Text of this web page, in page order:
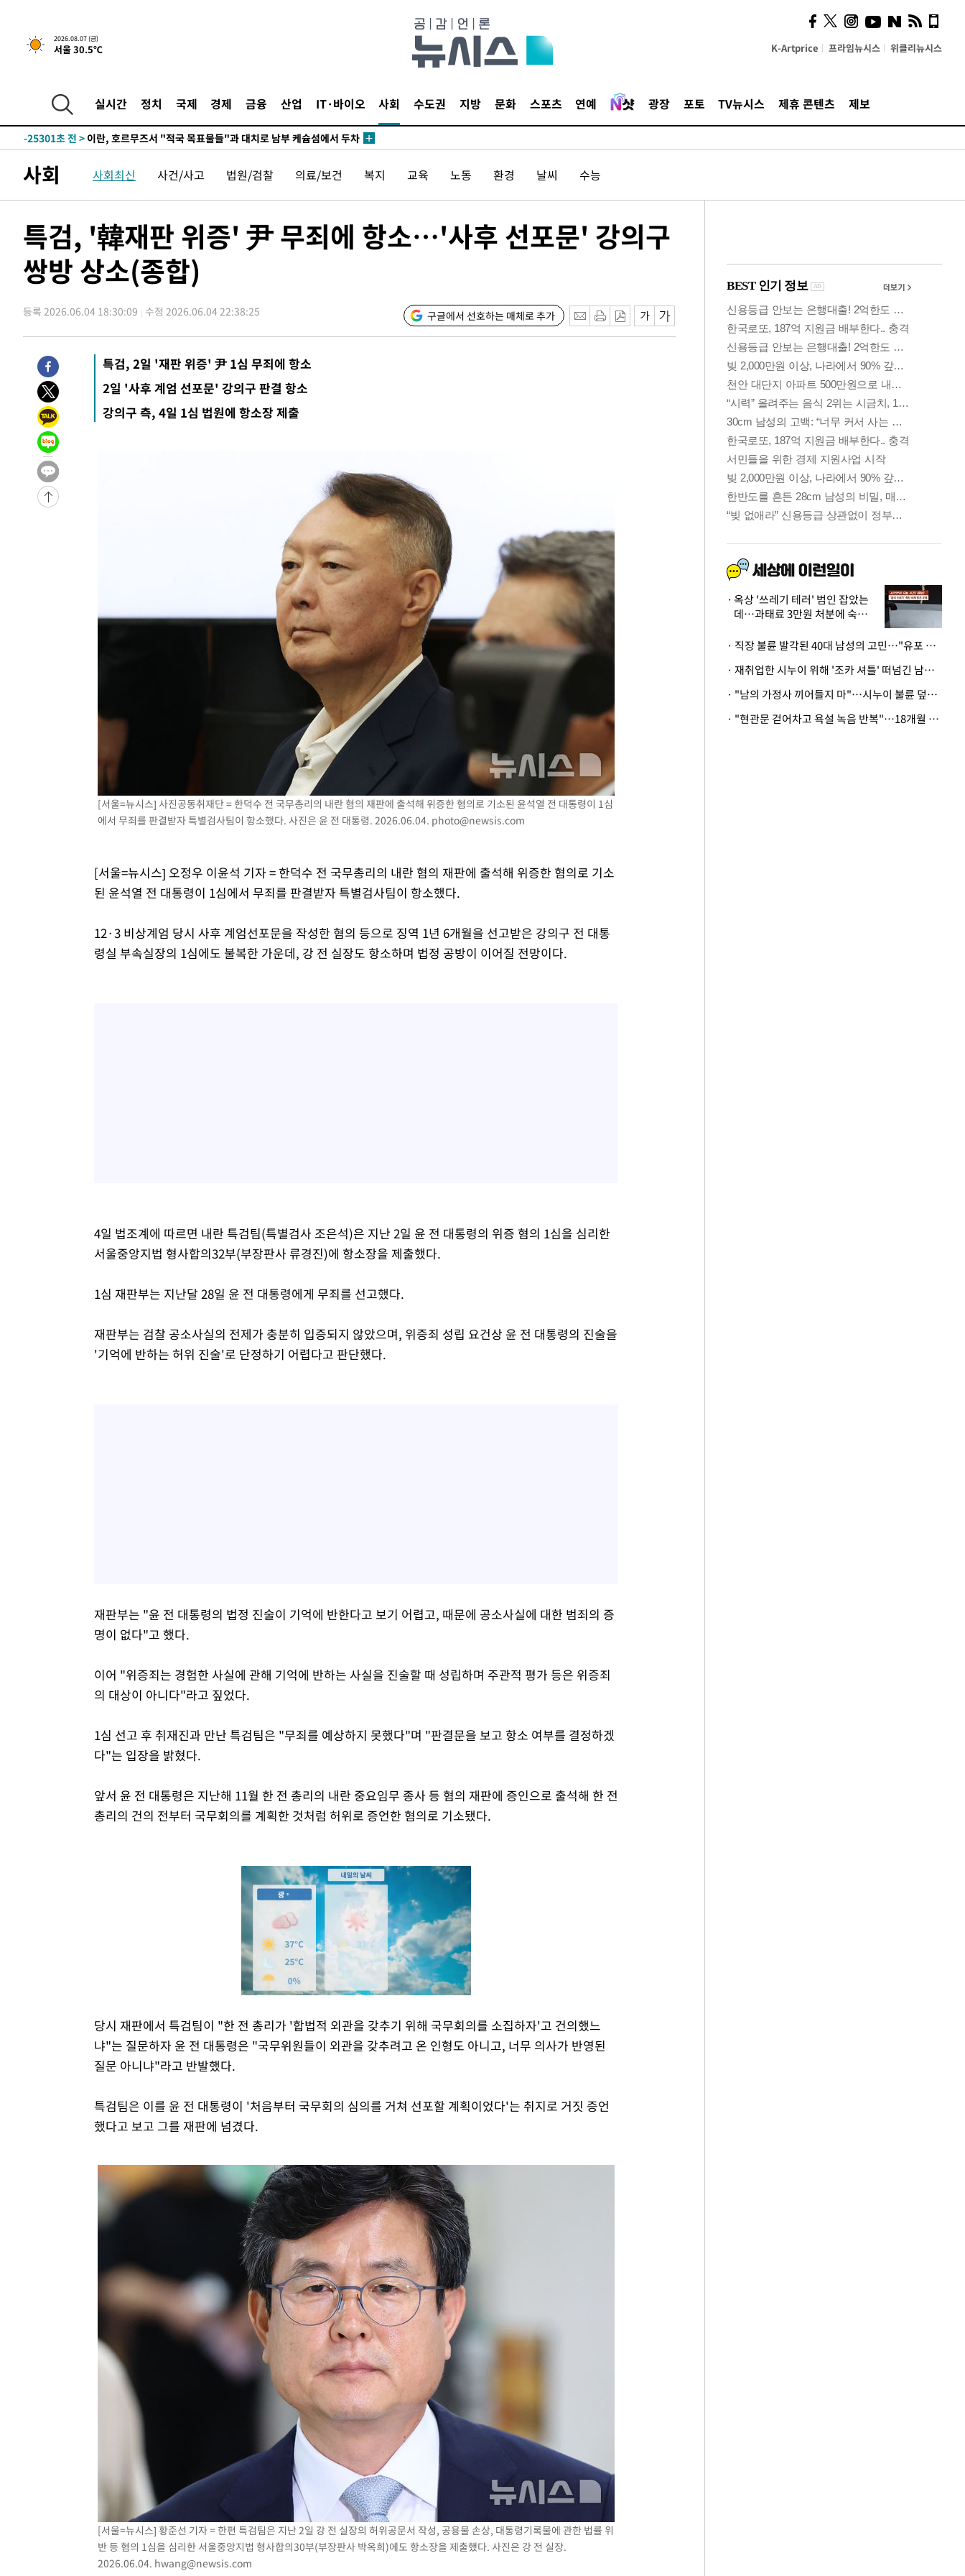
2026.08.07 (금)
서울 30.5℃ K-Artprice 프라임뉴시스 위클리뉴시스
실시간 정치 국제 경제 금융 산업 IT·바이오 사회 수도권 지방 문화 스포츠 연예 광장 포토 TV뉴시스 제휴 콘텐츠 제보
-19887초 전 >[속보] 뉴욕증시, 일제 하락 마감…나스닥 0.06%↓
-30337초 전 >
입추에도 극한더위…서울 낮 39도 '폭염중대경보'
-25301초 전 >
례 큰 폭발음
-24016초 전 > [속보]美, 폴리실리콘 수입 규제…파생제품 15% 관세, 120일 후
-19867초 전 >
[속보] 뉴욕증시, 일제 하락 마감…나스닥 0.06%↓
-31059초 전 >시리아 다마스쿠스 교외에서 미니버스 폭발.. 14명 부상, 3명은 중
-25321초 전 >
이란, 호르무즈서 "적국 목표물들"과 대치로 남부 케슘섬에서 두차
례 큰 폭발음
-24036초 전 > [속보]美, 폴리실리콘 수입 규제…파생제품 15% 관세, 120일 후
발효
-22187초 전 >[속보]트럼프, 美 원정출산 금지 행정명령 서명
사회 사회최신 사건/사고 법원/검찰 의료/보건 복지 교육 노동 환경 날씨 수능
특검, '韓재판 위증' 尹 무죄에 항소…'사후 선포문' 강의구
쌍방 상소(종합)
등록 2026.06.04 18:30:09 수정 2026.06.04 22:38:25 구글에서 선호하는 매체로 추가
특검, 2일 '재판 위증' 尹 1심 무죄에 항소
2일 '사후 계엄 선포문' 강의구 판결 항소
강의구 측, 4일 1심 법원에 항소장 제출
[서울=뉴시스] 사진공동취재단 = 한덕수 전 국무총리의 내란 혐의 재판에 출석해 위증한 혐의로 기소된 윤석열 전 대통령이 1심
에서 무죄를 판결받자 특별검사팀이 항소했다. 사진은 윤 전 대통령. 2026.06.04. photo@newsis.com
[서울=뉴시스] 오정우 이윤석 기자 = 한덕수 전 국무총리의 내란 혐의 재판에 출석해 위증한 혐의로 기소
된 윤석열 전 대통령이 1심에서 무죄를 판결받자 특별검사팀이 항소했다.
12·3 비상계엄 당시 사후 계엄선포문을 작성한 혐의 등으로 징역 1년 6개월을 선고받은 강의구 전 대통
령실 부속실장의 1심에도 불복한 가운데, 강 전 실장도 항소하며 법정 공방이 이어질 전망이다.
4일 법조계에 따르면 내란 특검팀(특별검사 조은석)은 지난 2일 윤 전 대통령의 위증 혐의 1심을 심리한
서울중앙지법 형사합의32부(부장판사 류경진)에 항소장을 제출했다.
1심 재판부는 지난달 28일 윤 전 대통령에게 무죄를 선고했다.
재판부는 검찰 공소사실의 전제가 충분히 입증되지 않았으며, 위증죄 성립 요건상 윤 전 대통령의 진술을
'기억에 반하는 허위 진술'로 단정하기 어렵다고 판단했다.
재판부는 "윤 전 대통령의 법정 진술이 기억에 반한다고 보기 어렵고, 때문에 공소사실에 대한 범죄의 증
명이 없다"고 했다.
이어 "위증죄는 경험한 사실에 관해 기억에 반하는 사실을 진술할 때 성립하며 주관적 평가 등은 위증죄
의 대상이 아니다"라고 짚었다.
1심 선고 후 취재진과 만난 특검팀은 "무죄를 예상하지 못했다"며 "판결문을 보고 항소 여부를 결정하겠
다"는 입장을 밝혔다.
앞서 윤 전 대통령은 지난해 11월 한 전 총리의 내란 중요임무 종사 등 혐의 재판에 증인으로 출석해 한 전
총리의 건의 전부터 국무회의를 계획한 것처럼 허위로 증언한 혐의로 기소됐다.
Mute
당시 재판에서 특검팀이 "한 전 총리가 '합법적 외관을 갖추기 위해 국무회의를 소집하자'고 건의했느
냐"는 질문하자 윤 전 대통령은 "국무위원들이 외관을 갖추려고 온 인형도 아니고, 너무 의사가 반영된
질문 아니냐"라고 반발했다.
특검팀은 이를 윤 전 대통령이 '처음부터 국무회의 심의를 거쳐 선포할 계획이었다'는 취지로 거짓 증언
했다고 보고 그를 재판에 넘겼다.
[서울=뉴시스] 황준선 기자 = 한편 특검팀은 지난 2일 강 전 실장의 허위공문서 작성, 공용물 손상, 대통령기록물에 관한 법률 위
반 등 혐의 1심을 심리한 서울중앙지법 형사합의30부(부장판사 박옥희)에도 항소장을 제출했다. 사진은 강 전 실장.
2026.06.04. hwang@newsis.com
즈, 소리 봇짐 지고 세상으
로 "韓 요소 깊게 우려내"
옥상 '쓰레기 테러' 범인 잡았는
데…과태료 3만원 처분에 숙박업
· 직장 불륜 발각된 40대 남성의 고민…"유포 동료 명예훼손·협박죄 고소 가능할까"
· 재취업한 시누이 위해 '조카 셔틀' 떠넘긴 남편…아내 "난 못한다"
· "남의 가정사 끼어들지 마"…시누이 불륜 덮으려는 남편에 억울한 아내
· "현관문 걷어차고 욕설 녹음 반복"…18개월 아기 키우는 집 뒤흔든 '앞집의 비극'